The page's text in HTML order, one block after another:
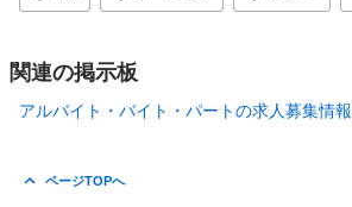
関連の掲示板
アルバイト・バイト・パートの求人募集情報
ページTOPへ